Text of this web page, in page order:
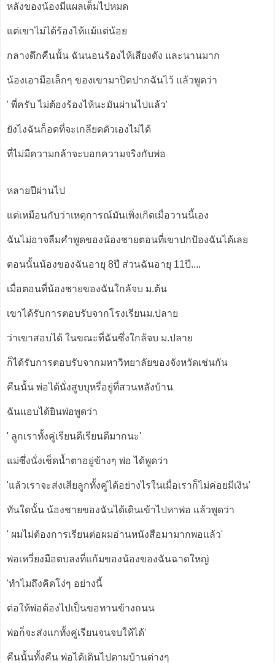
หลังของน้องมีแผลเต็มไปหมด
แต่เขาไม่ได้ร้องไห้แม้แต่น้อย
กลางดึกคืนนั้น ฉันนอนร้องไห้เสียงดัง และนานมาก
น้องเอามือเล็กๆ ของเขามาปิดปากฉันไว้ แล้วพูดว่า
' พี่ครับ ไม่ต้องร้องไห้นะมันผ่านไปแล้ว'
ยังไงฉันก็อดที่จะเกลียดตัวเองไม่ได้
ที่ไม่มีความกล้าจะบอกความจริงกับพ่อ
หลายปีผ่านไป
แต่เหมือนกับว่าเหตุการณ์มันเพิ่งเกิดเมื่อวานนี้เอง
ฉันไม่อาจลืมคำพูดของน้องชายตอนที่เขาปกป้องฉันได้เลย
ตอนนั้นน้องของฉันอายุ 8ปี ส่วนฉันอายุ 11ปี....
เมื่อตอนที่น้องชายของฉันใกล้จบ ม.ต้น
เขาได้รับการตอบรับจากโรงเรียนม.ปลาย
ว่าเขาสอบได้ ในขณะที่ฉันซึ่งใกล้จบ ม.ปลาย
ก็ได้รับการตอบรับจากมหาวิทยาลัยของจังหวัดเช่นกัน
คืนนั้น พ่อได้นั่งสูบบุหรี่อยู่ที่สวนหลังบ้าน
ฉันแอบได้ยินพ่อพูดว่า
' ลูกเราทั้งคู่เรียนดีเรียนดีมากนะ'
แม่ซึ่งนั่งเช็ดน้ำตาอยู่ข้างๆ พ่อ ได้พูดว่า
'แล้วเราจะส่งเสียลูกทั้งคู่ได้อย่างไรในเมื่อเราก็ไม่ค่อยมีเงิน'
ทันใดนั้น น้องชายของฉันได้เดินเข้าไปหาพ่อ แล้วพูดว่า
' ผมไม่ต้องการเรียนต่อผมอ่านหนังสือมามากพอแล้ว'
พ่อเหวี่ยงมือตบลงที่แก้มของน้องของฉันฉาดใหญ่
'ทำไมถึงคิดโง่ๆ อย่างนี้
ต่อให้พ่อต้องไปเป็นขอทานข้างถนน
พ่อก็จะส่งแกทั้งคู่เรียนจนจบให้ได้'
คืนนั้นทั้งคืน พ่อได้เดินไปตามบ้านต่างๆ